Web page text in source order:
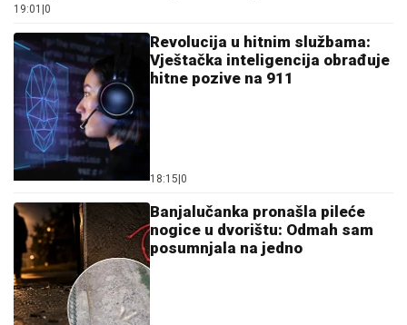
19:01 0
Revolucija u hitnim službama:
Vještačka inteligencija obrađuje
hitne pozive na 911
18:15 0
Banjalučanka pronašla pileće
nogice u dvorištu: Odmah sam
posumnjala na jedno